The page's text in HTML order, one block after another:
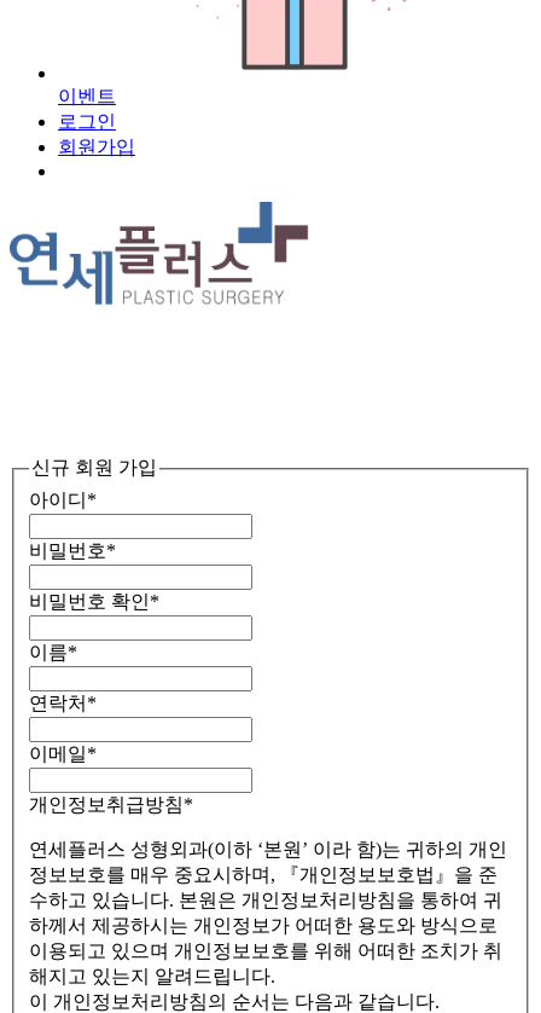
이 벤 트
로그인
회원가입
신규 회원 가입
아이디 *
비밀번호*
비밀번호 확인*
이름*
연락처 *
이메일*
개인정보취급방침*
연세플러스 성형외과(이하 ‘본원’ 이라 함)는 귀하의 개인
정보보호를 매우 중요시하며, 『개인정보보호법』을 준
수하고 있습니다. 본원은 개인정보처리방침을 통하여 귀
하께서 제공하시는 개인정보가 어떠한 용도와 방식으로
이용되고 있으며 개인정보보호를 위해 어떠한 조치가 취
해지고 있는지 알려드립니다.
이 개인정보처리방침의 순서는 다음과 같습니다.